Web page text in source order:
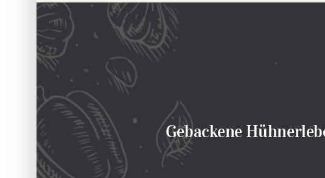
Gebackene